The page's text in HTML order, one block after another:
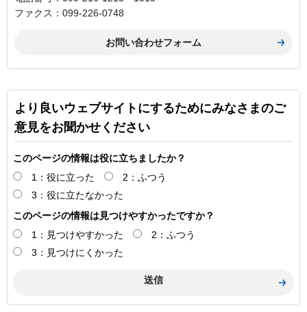
ファクス：099-226-0748
より良いウェブサイトにするためにみなさまのご
意見をお聞かせください
このページの情報は役に立ちましたか？
1：役に立った
2：ふつう
3：役に立たなかった
このページの情報は見つけやすかったですか？
1：見つけやすかった
2：ふつう
3：見つけにくかった